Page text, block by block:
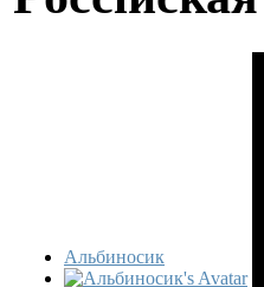
Альбиносик